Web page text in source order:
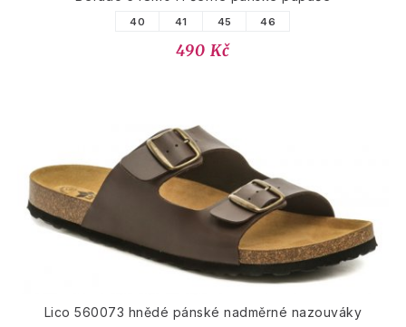
40 41 45 46
490 Kč
Lico 560073 hnědé pánské nadměrné nazouváky